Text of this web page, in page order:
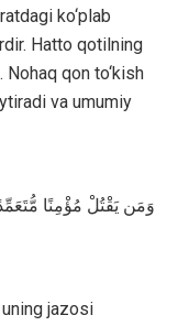
ko‘plab
Hatto qotilning
Nohaq qon to‘kish
va umumiy
وَمَن يَقْتُلْ مُؤْمِنًا
uning jazosi